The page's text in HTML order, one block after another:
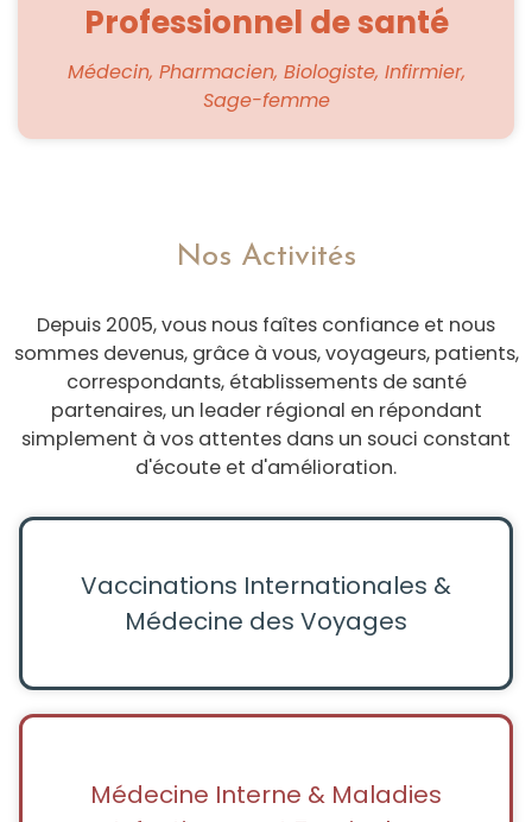
Professionnel de santé
Médecin, Pharmacien, Biologiste, Infirmier,
Sage-femme
Nos Activités
Depuis 2005, vous nous faîtes confiance et nous
sommes devenus, grâce à vous, voyageurs, patients,
correspondants, établissements de santé
partenaires, un leader régional en répondant
simplement à vos attentes dans un souci constant
d'écoute et d'amélioration.
Vaccinations Internationales &
Médecine des Voyages
Médecine Interne & Maladies